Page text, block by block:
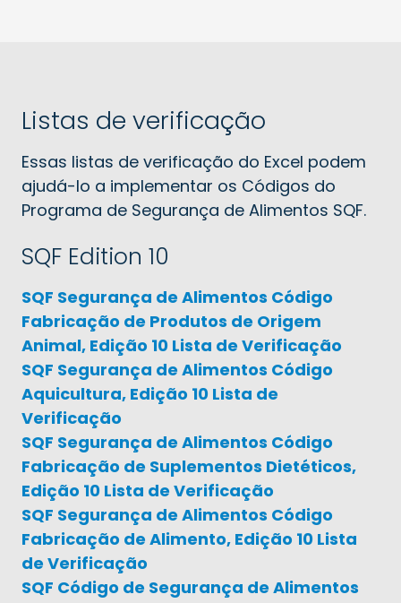
Listas de verificação
Essas listas de verificação do Excel podem
ajudá-lo a implementar os Códigos do
Programa de Segurança de Alimentos SQF.
SQF Edition 10
SQF Segurança de Alimentos Código
Fabricação de Produtos de Origem
Animal, Edição 10 Lista de Verificação
SQF Segurança de Alimentos Código
Aquicultura, Edição 10 Lista de
Verificação
SQF Segurança de Alimentos Código
Fabricação de Suplementos Dietéticos,
Edição 10 Lista de Verificação
SQF Segurança de Alimentos Código
Fabricação de Alimento, Edição 10 Lista
de Verificação
SQF Código de Segurança de Alimentos